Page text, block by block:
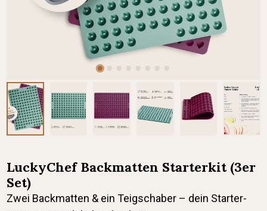
LuckyChef Backmatten Starterkit (3er
Set)
Zwei Backmatten & ein Teigschaber – dein Starter-